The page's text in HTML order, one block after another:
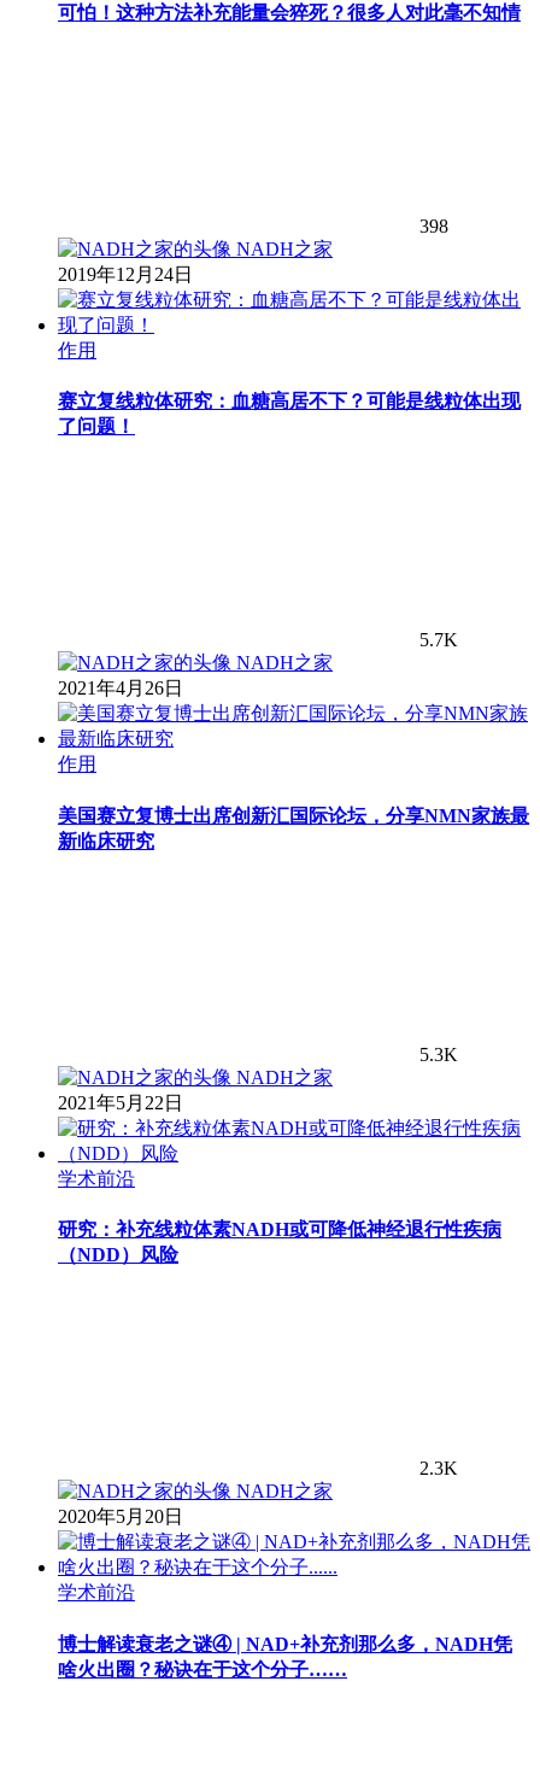
可怕！这种方法补充能量会猝死？很多人对此毫不知情
398
NADH之家
2019年12月24日
作用
赛立复线粒体研究：血糖高居不下？可能是线粒体出现
了问题！
5.7K
NADH之家
2021年4月26日
作用
美国赛立复博士出席创新汇国际论坛，分享NMN家族最
新临床研究
5.3K
NADH之家
2021年5月22日
学术前沿
研究：补充线粒体素NADH或可降低神经退行性疾病
（NDD）风险
2.3K
NADH之家
2020年5月20日
学术前沿
博士解读衰老之谜④ | NAD+补充剂那么多，NADH凭
啥火出圈？秘诀在于这个分子……